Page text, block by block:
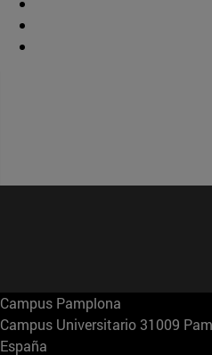
Campus Pamplona
Campus Universitario 31009
España